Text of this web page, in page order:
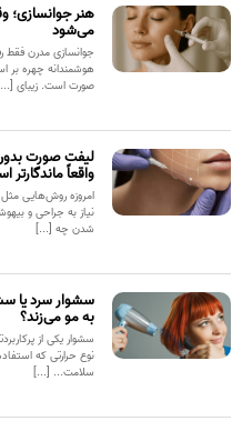
هنر جوانسازی؛
می‌شود
جوانسازی مدرن
هوشمندانه چهره بر
صورت است. زیبای
واقعاً ماندگارتر
امروزه روش‌هایی مثل
نیاز به جراحی و
شدن چه [...]
سشوار سرد یا
به مو می‌زند؟
سشوار یکی از
نوع حرارتی که
سلامت... [...]